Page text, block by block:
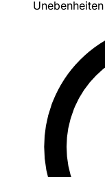
Unebenheiten